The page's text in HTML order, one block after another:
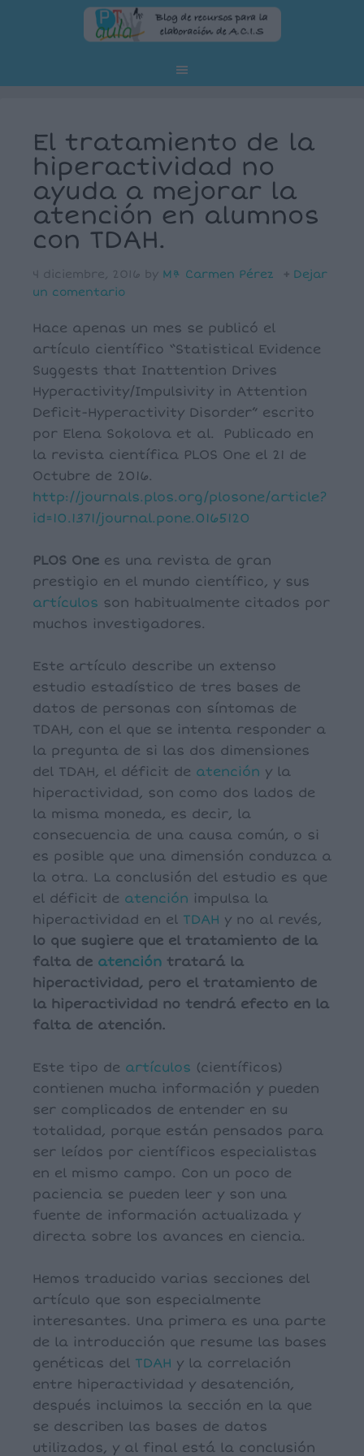
El tratamiento de la
hiperactividad no
ayuda a mejorar la
atención en alumnos
con TDAH.
4 diciembre, 2016 by Mª Carmen Pérez
Dejar
un comentario
Hace apenas un mes se publicó el
artículo científico “Statistical Evidence
Suggests that Inattention Drives
Hyperactivity/Impulsivity in Attention
Deficit-Hyperactivity Disorder” escrito
por Elena Sokolova et al. Publicado en
la revista científica PLOS One el 21 de
Octubre de 2016.
http://journals.plos.org/plosone/article?
id=10.1371/journal.pone.0165120
PLOS One es una revista de gran
prestigio en el mundo científico, y sus
artículos son habitualmente citados por
muchos investigadores.
Este artículo describe un extenso
estudio estadístico de tres bases de
datos de personas con síntomas de
TDAH, con el que se intenta responder a
la pregunta de si las dos dimensiones
del TDAH, el déficit de atención y la
hiperactividad, son como dos lados de
la misma moneda, es decir, la
consecuencia de una causa común, o si
es posible que una dimensión conduzca a
la otra. La conclusión del estudio es que
el déficit de atención impulsa la
hiperactividad en el TDAH y no al revés,
lo que sugiere que el tratamiento de la
falta de atención tratará la
hiperactividad, pero el tratamiento de
la hiperactividad no tendrá efecto en la
falta de atención.
Este tipo de artículos (científicos)
contienen mucha información y pueden
ser complicados de entender en su
totalidad, porque están pensados para
ser leídos por científicos especialistas
en el mismo campo. Con un poco de
paciencia se pueden leer y son una
fuente de información actualizada y
directa sobre los avances en ciencia.
Hemos traducido varias secciones del
artículo que son especialmente
interesantes. Una primera es una parte
de la introducción que resume las bases
genéticas del TDAH y la correlación
entre hiperactividad y desatención,
después incluimos la sección en la que
se describen las bases de datos
utilizados, y al final está la conclusión